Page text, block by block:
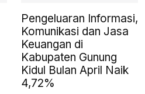
Pengeluaran Informasi,
Komunikasi dan Jasa
Keuangan di
Kabupaten Gunung
Kidul Bulan April Naik
4,72%